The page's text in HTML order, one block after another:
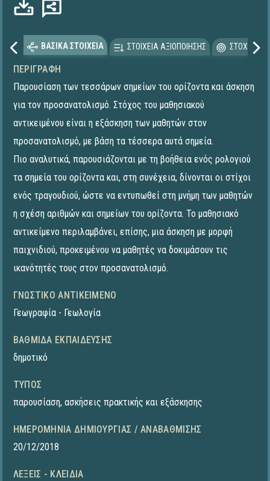
ΒΑΣΙΚΑ ΣΤΟΙΧΕΙΑ ΣΤΟΙΧΕΙΑ ΑΞΙΟΠΟΙΗΣΗΣ
ΠΕΡΙΓΡΑΦΉ
Παρουσίαση των τεσσάρων σημείων του ορίζοντα και άσκηση
για τον προσανατολισμό. Στόχος του μαθησιακού
αντικειμένου είναι η εξάσκηση των μαθητών στον
προσανατολισμό, με βάση τα τέσσερα αυτά σημεία.
Πιο αναλυτικά, παρουσιάζονται με τη βοήθεια ενός ρολογιού
τα σημεία του ορίζοντα και, στη συνέχεια, δίνονται οι στίχοι
ενός τραγουδιού, ώστε να εντυπωθεί στη μνήμη των μαθητών
η σχέση αριθμών και σημείων του ορίζοντα. Το μαθησιακό
αντικείμενο περιλαμβάνει, επίσης, μια άσκηση με μορφή
παιχνιδιού, προκειμένου να μαθητές να δοκιμάσουν τις
ικανότητές τους στον προσανατολισμό.
ΓΝΩΣΤΙΚΌ ΑΝΤΙΚΕΊΜΕΝΟ
Γεωγραφία - Γεωλογία
ΒΑΘΜΊΔΑ ΕΚΠΑΊΔΕΥΣΗΣ
δημοτικό
ΤΎΠΟΣ
παρουσίαση, ασκήσεις πρακτικής και εξάσκησης
ΗΜΕΡΟΜΗΝΊΑ ΔΗΜΙΟΥΡΓΊΑΣ / ΑΝΑΒΆΘΜΙΣΗΣ
20/12/2018
ΛΈΞΕΙΣ - ΚΛΕΙΔΙΆ